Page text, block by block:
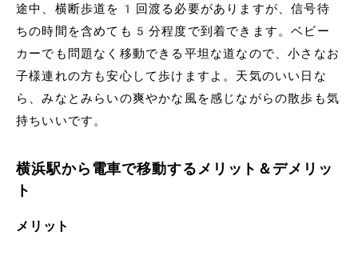
途中、横断歩道を1回渡る必要がありますが、信号待
ちの時間を含めても5分程度で到着できます。ベビー
カーでも問題なく移動できる平坦な道なので、小さなお
子様連れの方も安心して歩けますよ。天気のいい日な
ら、みなとみらいの爽やかな風を感じながらの散歩も気
持ちいいです。
横浜駅から電車で移動するメリット＆デメリッ
ト
メリット